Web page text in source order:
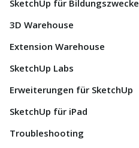
SketchUp für Bildungszwecke
3D Warehouse
Extension Warehouse
SketchUp Labs
Erweiterungen für SketchUp
SketchUp für iPad
Troubleshooting